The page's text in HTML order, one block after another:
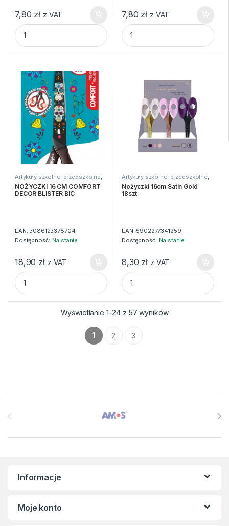
7,80 zł z VAT
Nożyczki 13cm CUTE GIRL quantity
7,80 zł z VAT
Nożyczki 13cm GAME OVER
Artykuły szkolno-przedszkolne
Kleje i nożyczki Nożyczki
NOŻYCZKI 16 CM COMFORT
DECOR BLISTER BIC
EAN: 3086123378704
Dostępność: Na stanie
18,90 zł z VAT
NOŻYCZKI 16 CM COMFORT DECOR BLISTER BIC quantity
Artykuły szkolno-przedszkolne
Kleje i nożyczki Nożyczki
Nożyczki 16cm Satin Gold
18szt
EAN: 5902277341259
Dostępność: Na stanie
8,30 zł z VAT
Nożyczki 16cm Satin Gold
Wyświetlanie 1–24 z 57 wyników
1 2 3
Informacje
Moje konto